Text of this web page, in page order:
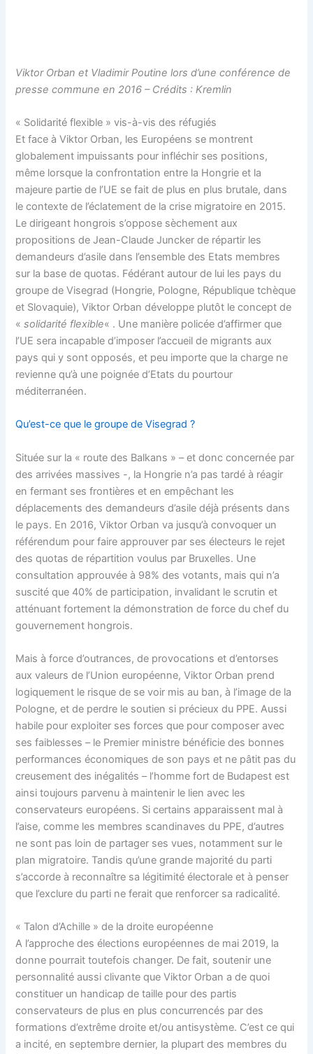
Viktor Orban et Vladimir Poutine lors d’une conférence de
presse commune en 2016 – Crédits : Kremlin
« Solidarité flexible » vis-à-vis des réfugiés
Et face à Viktor Orban, les Européens se montrent
globalement impuissants pour infléchir ses positions,
même lorsque la confrontation entre la Hongrie et la
majeure partie de l’UE se fait de plus en plus brutale, dans
le contexte de l’éclatement de la crise migratoire en 2015.
Le dirigeant hongrois s’oppose sèchement aux
propositions de Jean-Claude Juncker de répartir les
demandeurs d’asile dans l’ensemble des Etats membres
sur la base de quotas. Fédérant autour de lui les pays du
groupe de Visegrad (Hongrie, Pologne, République tchèque
et Slovaquie), Viktor Orban développe plutôt le concept de
«solidarité flexible« . Une manière policée d’affirmer que
l’UE sera incapable d’imposer l’accueil de migrants aux
pays qui y sont opposés, et peu importe que la charge ne
revienne qu’à une poignée d’Etats du pourtour
méditerranéen.
Qu’est-ce que le groupe de Visegrad ?
Située sur la « route des Balkans » – et donc concernée par
des arrivées massives -, la Hongrie n’a pas tardé à réagir
en fermant ses frontières et en empêchant les
déplacements des demandeurs d’asile déjà présents dans
le pays. En 2016, Viktor Orban va jusqu’à convoquer un
référendum pour faire approuver par ses électeurs le rejet
des quotas de répartition voulus par Bruxelles. Une
consultation approuvée à 98% des votants, mais qui n’a
suscité que 40% de participation, invalidant le scrutin et
atténuant fortement la démonstration de force du chef du
gouvernement hongrois.
Mais à force d’outrances, de provocations et d’entorses
aux valeurs de l’Union européenne, Viktor Orban prend
logiquement le risque de se voir mis au ban, à l’image de la
Pologne, et de perdre le soutien si précieux du PPE. Aussi
habile pour exploiter ses forces que pour composer avec
ses faiblesses – le Premier ministre bénéficie des bonnes
performances économiques de son pays et ne pâtit pas du
creusement des inégalités – l’homme fort de Budapest est
ainsi toujours parvenu à maintenir le lien avec les
conservateurs européens. Si certains apparaissent mal à
l’aise, comme les membres scandinaves du PPE, d’autres
ne sont pas loin de partager ses vues, notamment sur le
plan migratoire. Tandis qu’une grande majorité du parti
s’accorde à reconnaître sa légitimité électorale et à penser
que l’exclure du parti ne ferait que renforcer sa radicalité.
« Talon d’Achille » de la droite européenne
A l’approche des élections européennes de mai 2019, la
donne pourrait toutefois changer. De fait, soutenir une
personnalité aussi clivante que Viktor Orban a de quoi
constituer un handicap de taille pour des partis
conservateurs de plus en plus concurrencés par des
formations d’extrême droite et/ou antisystème. C’est ce qui
a incité, en septembre dernier, la plupart des membres du